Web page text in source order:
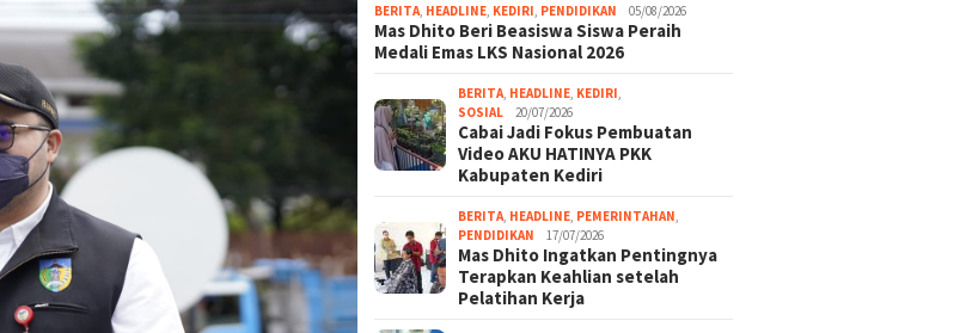
BERITA HEADLINE KEDIRI PENDIDIKAN 05/08/2026
Mas Dhito Beri Beasiswa Siswa Peraih
Medali Emas LKS Nasional 2026
BERITA HEADLINE KEDIRI
SOSIAL
20/07/2026
Cabai Jadi Fokus Pembuatan
Video AKU HATINYA PKK
Kabupaten Kediri
BERITA HEADLINE PEMERINTAHAN
PENDIDIKAN
17/07/2026
Mas Dhito Ingatkan Pentingnya
Terapkan Keahlian setelah
Pelatihan Kerja